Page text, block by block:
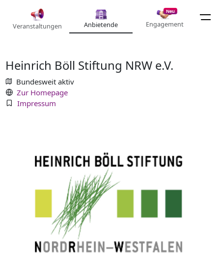
Veranstaltungen Anbietende
Neu
Engagement
Heinrich Böll Stiftung NRW e.V.
Bundesweit aktiv
Zur Homepage
Impressum